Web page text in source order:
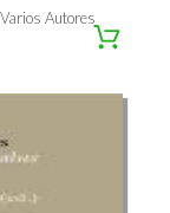
Autores